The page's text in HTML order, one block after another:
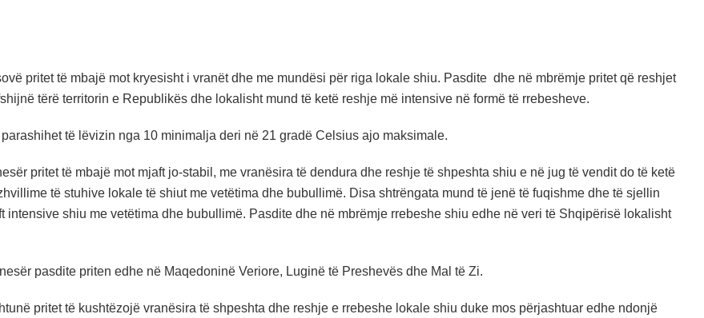
pritet të mbajë mot kryesisht i vranët dhe me mundësi për riga lokale shiu. Pasdite dhe në mbrëmje pritet që reshjet
tërë territorin e Republikës dhe lokalisht mund të ketë reshje më intensive në formë të rrebesheve.
parashihet të lëvizin nga 10 minimalja deri në 21 gradë Celsius ajo maksimale.
pritet të mbajë mot mjaft jo-stabil, me vranësira të dendura dhe reshje të shpeshta shiu e në jug të vendit do të ketë
të stuhive lokale të shiut me vetëtima dhe bubullimë. Disa shtrëngata mund të jenë të fuqishme dhe të sjellin
intensive shiu me vetëtima dhe bubullimë. Pasdite dhe në mbrëmje rrebeshe shiu edhe në veri të Shqipërisë lokalisht
pasdite priten edhe në Maqedoninë Veriore, Luginë të Preshevës dhe Mal të Zi.
pritet të kushtëzojë vranësira të shpeshta dhe reshje e rrebeshe lokale shiu duke mos përjashtuar edhe ndonjë